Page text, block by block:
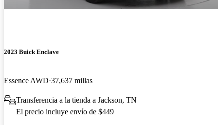
2023 Buick Enclave
Essence AWD 37,637 millas
Transferencia a la tienda a Jackson, TN
El precio incluye envío de $449